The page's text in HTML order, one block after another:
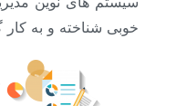
خوبی شناخته و به کار